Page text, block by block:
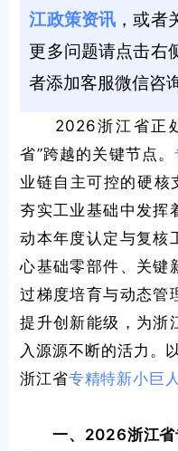
江政策资讯 ，或者
更多问题请点击右
者添加客服微信咨询
2026浙江省正处
省”跨越的关键节点。
业链自主可控的硬核
夯实工业基础中发挥
动本年度认定与复核
心基础零部件、关键
过梯度培育与动态管
提升创新能级，为浙
入源源不断的活力。
浙江省专精特新小巨
一、2026浙江省